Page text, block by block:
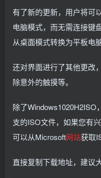
有了新的更新，用户将可
电脑模式，而无需连接键
从桌面模式转换为平板电
还对界面进行了其他更改
除意外的触摸等。
除了Windows1020H2ISO
支的ISO文件，如果您有
可以从Microsoft网站获取
直接复制下载地址，建议